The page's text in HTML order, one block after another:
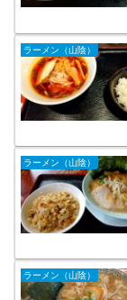
ラーメン（山陰）
ラーメン（山陰）
ラーメン（山陰）